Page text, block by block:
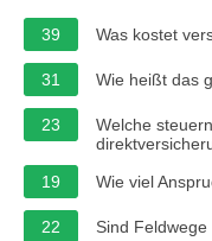
39 Was kostet
31 Wie heißt das
23
Welche
19
Wie viel
22 Sind Feldwege